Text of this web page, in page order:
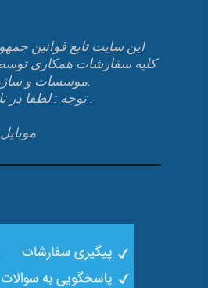
اين سايت تابع قوانين
موسسات و سازمان ها پذیرفته می شود.
_ توجه : لطفا در تایم کاری تماس بگیرید .
موبایل